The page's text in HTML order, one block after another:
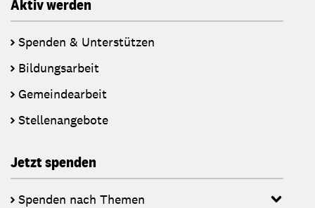
Aktiv werden
Spenden & Unterstützen
Bildungsarbeit
Gemeindearbeit
Stellenangebote
Jetzt spenden
Spenden nach Themen